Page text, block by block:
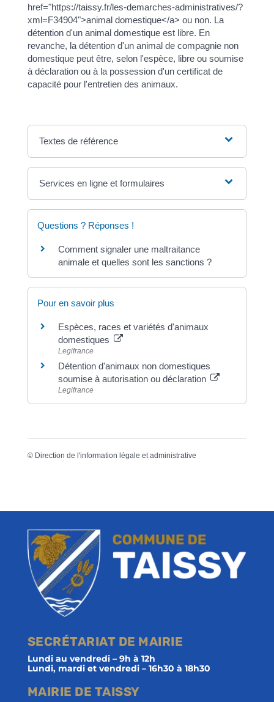
href="https://taissy.fr/les-demarches-administratives/?
xml=F34904">animal domestique</a> ou non. La
détention d'un animal domestique est libre. En
revanche, la détention d'un animal de compagnie non
domestique peut être, selon l'espèce, libre ou soumise
à déclaration ou à la possession d'un certificat de
capacité pour l'entretien des animaux.
Textes de référence
Services en ligne et formulaires
Questions ? Réponses !
Comment signaler une maltraitance
animale et quelles sont les sanctions ?
Pour en savoir plus
Espèces, races et variétés d'animaux
domestiques
Legifrance
Détention d'animaux non domestiques
soumise à autorisation ou déclaration
Legifrance
© Direction de l'information légale et administrative
SECRÉTARIAT DE MAIRIE
Lundi au vendredi – 9h à 12h
Lundi, mardi et vendredi – 16h30 à 18h30
MAIRIE DE TAISSY